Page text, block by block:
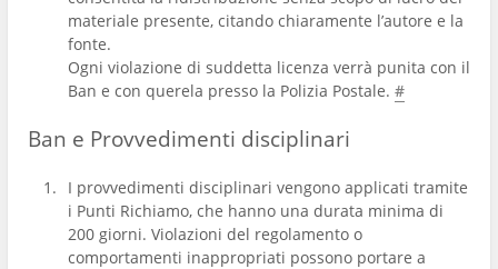
materiale presente, citando chiaramente l’autore e la
fonte.
Ogni violazione di suddetta licenza verrà punita con il
Ban e con querela presso la Polizia Postale. #
Ban e Provvedimenti disciplinari
I provvedimenti disciplinari vengono applicati tramite
i Punti Richiamo, che hanno una durata minima di
200 giorni. Violazioni del regolamento o
comportamenti inappropriati possono portare a